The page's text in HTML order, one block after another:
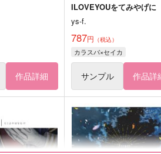
作品詳細
ILOVEYOUをてみやげに
ys-f.
787円 （税込）
カラスバ×セイカ
サンプル 作品詳